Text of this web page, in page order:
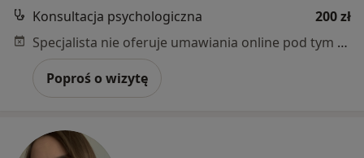
Konsultacja psychologiczna
200 zł
Specjalista nie oferuje umawiania online pod tym adresem.
Poproś o wizytę